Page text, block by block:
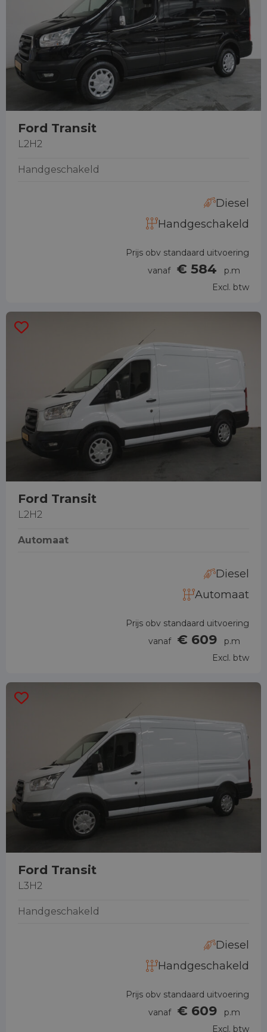
Ford Transit
L2H2
Handgeschakeld
Diesel
Handgeschakeld
Prijs obv standaard uitvoering
vanaf € 584
p.m
Excl. btw
Ford Transit
L2H2
Automaat
Diesel
Automaat
Prijs obv standaard uitvoering
vanaf € 609
p.m
Excl. btw
Ford Transit
L3H2
Handgeschakeld
Diesel
Handgeschakeld
Prijs obv standaard uitvoering
vanaf € 609
p.m
Excl. btw